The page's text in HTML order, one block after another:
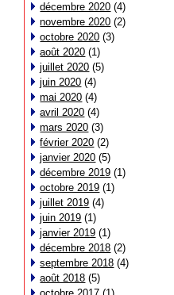
décembre 2020 (4)
novembre 2020 (2)
octobre 2020 (3)
août 2020 (1)
juillet 2020 (5)
juin 2020 (4)
mai 2020 (4)
avril 2020 (4)
mars 2020 (3)
février 2020 (2)
janvier 2020 (5)
décembre 2019 (1)
octobre 2019 (1)
juillet 2019 (4)
juin 2019 (1)
janvier 2019 (1)
décembre 2018 (2)
septembre 2018 (4)
août 2018 (5)